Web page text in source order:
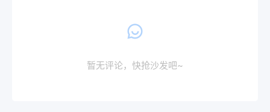
暂无评论，快抢沙发吧~